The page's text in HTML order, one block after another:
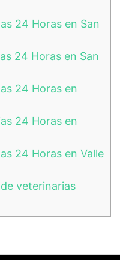
24 Horas en San
24 Horas en San
24 Horas en
24 Horas en
24 Horas en Valle
veterinarias